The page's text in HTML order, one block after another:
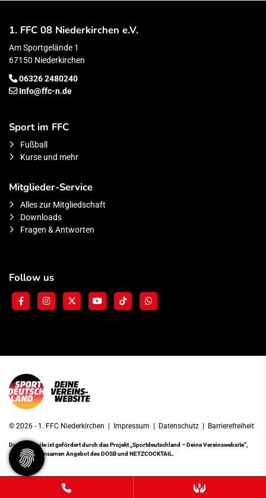
1. FFC 08 Niederkirchen e.V.
Am Sportgelände 1
67150 Niederkirchen
06326 2480240
Info@ffc-n.de
Sport im FFC
Fußball
Kurse und mehr
Mitglieder-Service
Alles zur Mitgliedschaft
Downloads
Fragen & Antworten
Follow us
© 2026 - 1. FFC Niederkirchen | Impressum | Datenschutz | Barrierefreiheit
Diese Website ist gefördert durch das Projekt„Sportdeutschland – Deine Vereinswebsite”,
einem gemeinsamen Angebot des DOSB und NETZCOCKTAIL.